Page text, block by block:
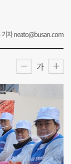
기자 neato@busan.com
가